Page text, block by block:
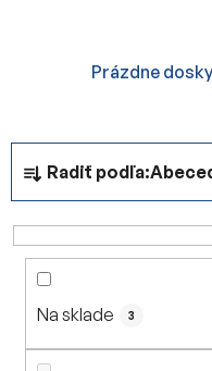
Prázdne dosky
R
d
e
n
Radiť podľa:
Na sklade 3